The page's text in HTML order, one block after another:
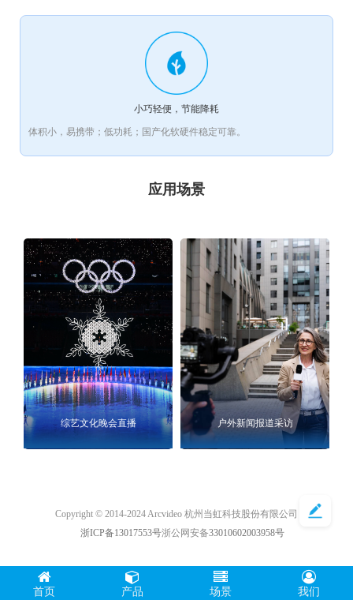
小巧轻便，节能降耗
体积小，易携带；低功耗；国产化软硬件稳定可靠。
应用场景
综艺文化晚会直播 户外新闻报道采访
Copyright © 2014-2024 Arcvideo 杭州当虹科技股份有限公司
浙ICP备13017553号浙公网安备33010602003958号
首页 产品 场景 我们